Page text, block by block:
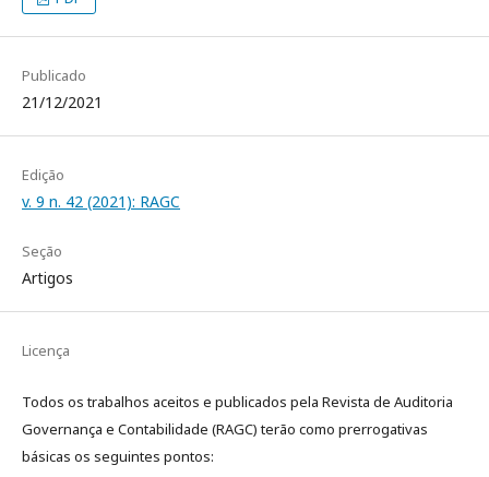
Publicado
21/12/2021
Edição
v. 9 n. 42 (2021): RAGC
Seção
Artigos
Licença
Todos os trabalhos aceitos e publicados pela Revista de Auditoria
Governança e Contabilidade (RAGC) terão como prerrogativas
básicas os seguintes pontos: